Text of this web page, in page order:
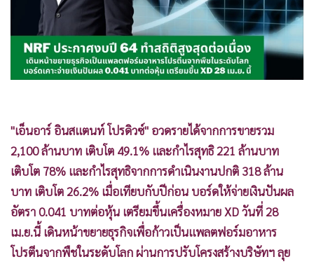
การเมือง
• ท่องเที่ยว
กีฬา
• ต่างประเทศ
เศรษฐกิจ-ธุรกิจ
• ชุมชน-คุณภาพชีวิต
• อาชญากรรม
• Motoring
• เกม
• วิทยาศาสตร์
"เอ็นอาร์ อินสแตนท์ โปรดิวซ์" อวดรายได้จากการขายรวม
2,100 ล้านบาท เติบโต 49.1% และกำไรสุทธิ 221 ล้านบาท
เติบโต 78% และกำไรสุทธิจากการดำเนินงานปกติ 318 ล้าน
บาท เติบโต 26.2% เมื่อเทียบกับปีก่อน บอร์ดให้จ่ายเงินปันผล
อัตรา 0.041 บาทต่อหุ้น เตรียมขึ้นเครื่องหมาย XD วันที่ 28
เม.ย.นี้ เดินหน้าขยายธุรกิจเพื่อก้าวเป็นแพลตฟอร์มอาหาร
โปรตีนจากพืชในระดับโลก ผ่านการปรับโครงสร้างบริษัทฯ ลุย